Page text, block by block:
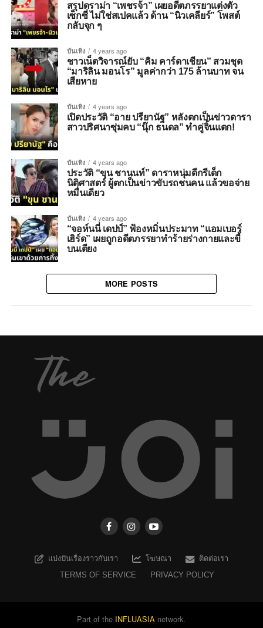
สรุปดราม่า “เพชรจ้า” เผยอดีตภรรยาแต่งตัว
เซ็กซี่ ไม่ใช่สเปคแล้ว ด้าน “นิวเคลียร์” โพสต์
กลับจุก ๆ
บันเทิง 4 years ago
ชาวเน็ตวิจารณ์ยับ “คิม คาร์ดาเชียน” สวมชุด
“มาริลิน มอนโร” มูลค่ากว่า 175 ล้านบาท จน
เสียหาย
บันเทิง 4 years ago
เปิดประวัติ “อาย ปรียานัฐ” หลังตกเป็นข่าวดารา
สาวปริศนาซุ่มคบ “นุ๊ก ธนดล” ทำคู่จิ้นแตก!
บันเทิง 4 years ago
ประวัติ “ขุน ชานนท์” ดาราหนุ่มดีกรีเด็ก
นิติศาสตร์ ผู้ตกเป็นข่าวขับรถชนคน แล้วขอจ่าย
หมื่นเดียว
บันเทิง 4 years ago
“จอห์นนี่ เดปป์” ฟ้องหมิ่นประมาท “แอมเบอร์
เฮิร์ด” เผยถูกอดีตภรรยาทำร้ายร่างกายและขี้
บนเตียง
MORE POSTS
แบ่งปันเรื่องราวกับเรา โฆษณา
ติดต่อเรา
TERMS OF SERVICE
PRIVACY POLICY
Part of the INFLUASIA network.